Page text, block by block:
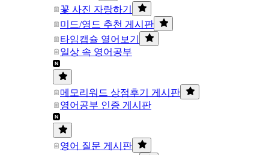
꽃 사진 자랑하기
미드/영드 추천 게시판
타임캡슐 열어보기
일상 속 영어공부
메모리워드 상점후기 게시판
영어공부 인증 게시판
영어 질문 게시판